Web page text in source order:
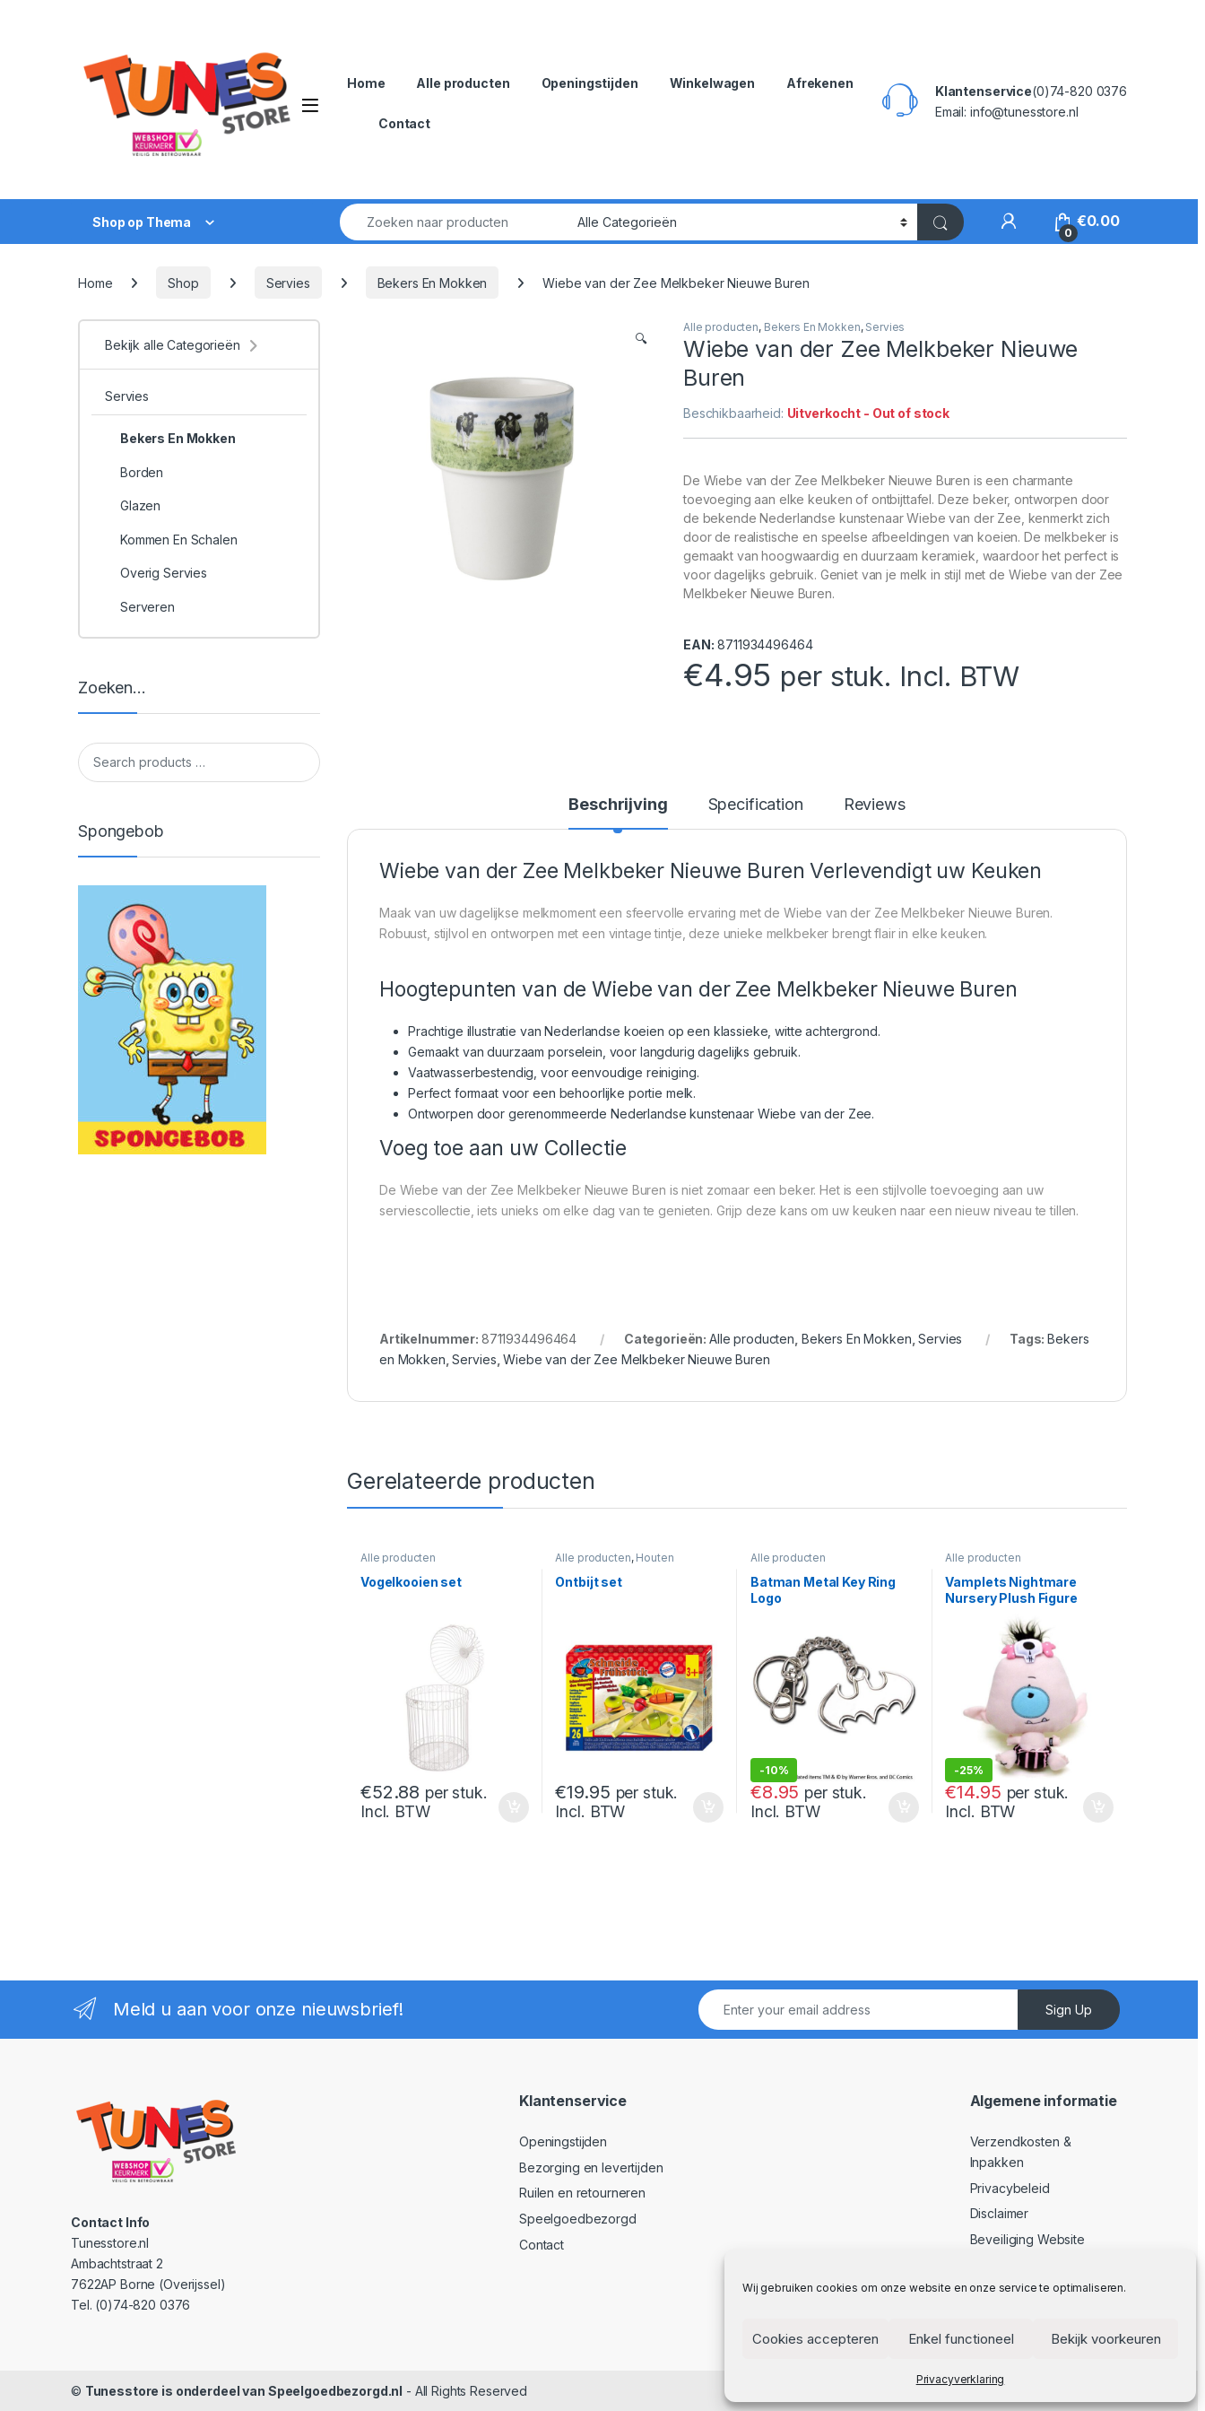
Wij gebruiken cookies om onze website en onze service te optimaliseren.
Cookies accepteren Enkel functioneel Bekijk voorkeuren
Privacyverklaring
Open
Home Alle producten Openingstijden Winkelwagen Afrekenen
Contact
Klantenservice(0)74-820 0376
Email: info@tunesstore.nl
Shop op Thema
Zoek naar:
My Account
0
€0.00
Home Shop Servies Bekers En Mokken Wiebe van der Zee Melkbeker Nieuwe Buren
🔍
Alle producten, Bekers En Mokken, Servies
Wiebe van der Zee Melkbeker Nieuwe
Buren
Beschikbaarheid: Uitverkocht - Out of stock
De Wiebe van der Zee Melkbeker Nieuwe Buren is een charmante
toevoeging aan elke keuken of ontbijttafel. Deze beker, ontworpen door
de bekende Nederlandse kunstenaar Wiebe van der Zee, kenmerkt zich
door de realistische en speelse afbeeldingen van koeien. De melkbeker is
gemaakt van hoogwaardig en duurzaam keramiek, waardoor het perfect is
voor dagelijks gebruik. Geniet van je melk in stijl met de Wiebe van der Zee
Melkbeker Nieuwe Buren.
EAN: 8711934496464
€4.95 per stuk. Incl. BTW
Beschrijving Specification Reviews
Wiebe van der Zee Melkbeker Nieuwe Buren Verlevendigt uw Keuken
Maak van uw dagelijkse melkmoment een sfeervolle ervaring met de Wiebe van der Zee Melkbeker Nieuwe Buren.
Robuust, stijlvol en ontworpen met een vintage tintje, deze unieke melkbeker brengt flair in elke keuken.
Hoogtepunten van de Wiebe van der Zee Melkbeker Nieuwe Buren
Prachtige illustratie van Nederlandse koeien op een klassieke, witte achtergrond.
Gemaakt van duurzaam porselein, voor langdurig dagelijks gebruik.
Vaatwasserbestendig, voor eenvoudige reiniging.
Perfect formaat voor een behoorlijke portie melk.
Ontworpen door gerenommeerde Nederlandse kunstenaar Wiebe van der Zee.
Voeg toe aan uw Collectie
De Wiebe van der Zee Melkbeker Nieuwe Buren is niet zomaar een beker. Het is een stijlvolle toevoeging aan uw
serviescollectie, iets unieks om elke dag van te genieten. Grijp deze kans om uw keuken naar een nieuw niveau te tillen.
Artikelnummer: 8711934496464 Categorieën: Alle producten Bekers En Mokken ,Servies Tags:Bekers
en Mokken ,Servies ,Wiebe van der Zee Melkbeker Nieuwe Buren
Gerelateerde producten
Alle producten
Vogelkooien set
€52.88 per stuk.
Incl. BTW
Alle producten, Houten
Ontbijt set
€19.95 per stuk.
Incl. BTW
Alle producten
Batman Metal Key Ring
Logo
-10%
€8.95
9.95
per stuk.
Incl. BTW
Alle producten
Vamplets Nightmare
Nursery Plush Figure
-25%
€14.95
19.95
per stuk.
Incl. BTW
Bekijk alle Categorieën
Servies
Bekers En Mokken
Borden
Glazen
Kommen En Schalen
Overig Servies
Serveren
Zoeken…
Spongebob
Meld u aan voor onze nieuwsbrief! Sign Up
Contact Info
Tunesstore.nl
Ambachtstraat 2
7622AP Borne (Overijssel)
Tel. (0)74-820 0376
Klantenservice
Openingstijden
Bezorging en levertijden
Ruilen en retourneren
Speelgoedbezorgd
Contact
Algemene informatie
Verzendkosten &
Inpakken
Privacybeleid
Disclaimer
Beveiliging Website
© Tunesstore is onderdeel van Speelgoedbezorgd.nl - All Rights Reserved